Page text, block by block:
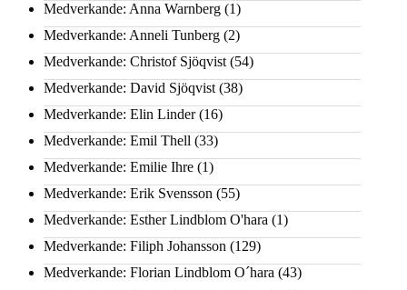
Medverkande: Anna Warnberg (1)
Medverkande: Anneli Tunberg (2)
Medverkande: Christof Sjöqvist (54)
Medverkande: David Sjöqvist (38)
Medverkande: Elin Linder(16)
Medverkande: Emil Thell (33)
Medverkande: Emilie Ihre (1)
Medverkande: Erik Svensson (55)
Medverkande: Esther Lindblom O'hara (1)
Medverkande: Filiph Johansson (129)
Medverkande: Florian Lindblom O´hara (43)